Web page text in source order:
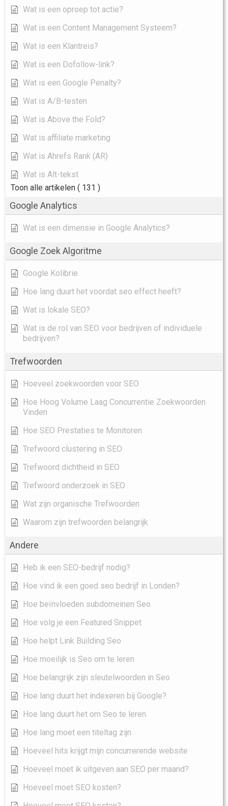
Wat is een oproep tot actie?
Wat is een Content Management Systeem?
Wat is een Klantreis?
Wat is een Dofollow-link?
Wat is een Google Penalty?
Wat is A/B-testen
Wat is Above the Fold?
Wat is affiliate marketing
Wat is Ahrefs Rank (AR)
Wat is Alt-tekst
Toon alle artikelen ( 131 )
Google Analytics
Wat is een dimensie in Google Analytics?
Google Zoek Algoritme
Google Kolibrie
Hoe lang duurt het voordat seo effect heeft?
Wat is lokale SEO?
Wat is de rol van SEO voor bedrijven of individuele
bedrijven?
Trefwoorden
Hoeveel zoekwoorden voor SEO
Hoe Hoog Volume Laag Concurrentie Zoekwoorden
Vinden
Hoe SEO Prestaties te Monitoren
Trefwoord clustering in SEO
Trefwoord dichtheid in SEO
Trefwoord onderzoek in SEO
Wat zijn organische Trefwoorden
Waarom zijn trefwoorden belangrijk
Andere
Heb ik een SEO-bedrijf nodig?
Hoe vind ik een goed seo bedrijf in Londen?
Hoe beïnvloeden subdomeinen Seo
Hoe volg je een Featured Snippet
Hoe helpt Link Building Seo
Hoe moeilijk is Seo om te leren
Hoe belangrijk zijn sleutelwoorden in Seo
Hoe lang duurt het indexeren bij Google?
Hoe lang duurt het om Seo te leren
Hoe lang moet een titeltag zijn
Hoeveel hits krijgt mijn concurrerende website
Hoeveel moet ik uitgeven aan SEO per maand?
Hoeveel moet SEO kosten?